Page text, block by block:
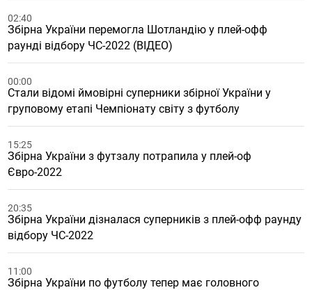
02:40
Збірна України перемогла Шотландію у плей-офф
раунді відбору ЧС-2022 (ВІДЕО)
00:00
Стали відомі ймовірні суперники збірної України у
груповому етапі Чемпіонату світу з футболу
15:25
Збірна України з футзалу потрапила у плей-оф
Євро-2022
20:35
Збірна України дізналася суперників з плей-офф раунду
відбору ЧС-2022
11:00
Збірна України по футболу тепер має головного